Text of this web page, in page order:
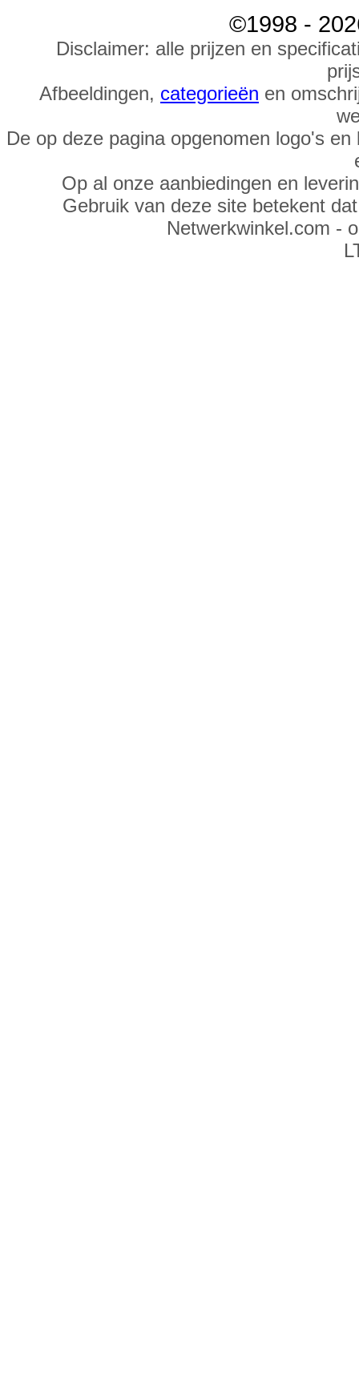
©1998 -
Disclaimer: alle prijzen en
Afbeeldingen, categorieën en
De op deze pagina opgenomen logo's
Op al onze aanbiedingen en
Gebruik van deze site betekent
Netwerkwinkel.com -